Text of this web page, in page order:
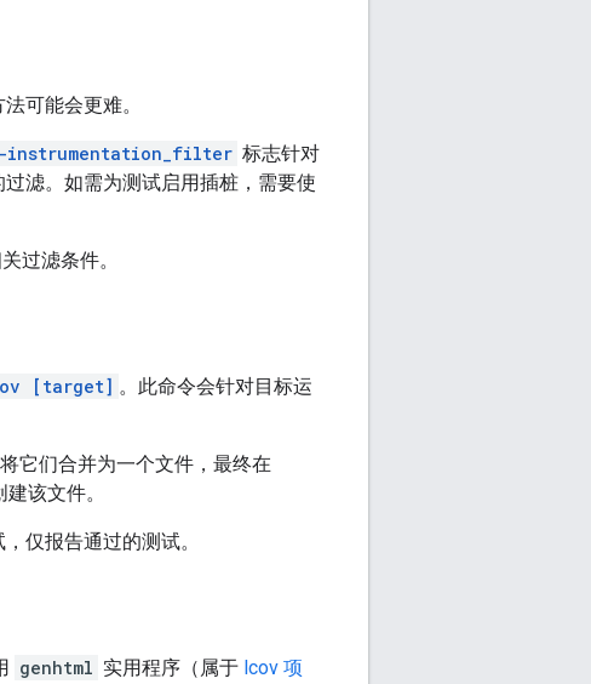
可能会更难。
instrumentation_filter 标志针对
滤。如需为测试启用插桩，需要使
过滤条件。
[target] 。此命令会针对目标运
它们合并为一个文件，最终在
建该文件。
仅报告通过的测试。
genhtml 实用程序（属于 lcov 项